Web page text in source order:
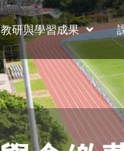
教研與學習成果